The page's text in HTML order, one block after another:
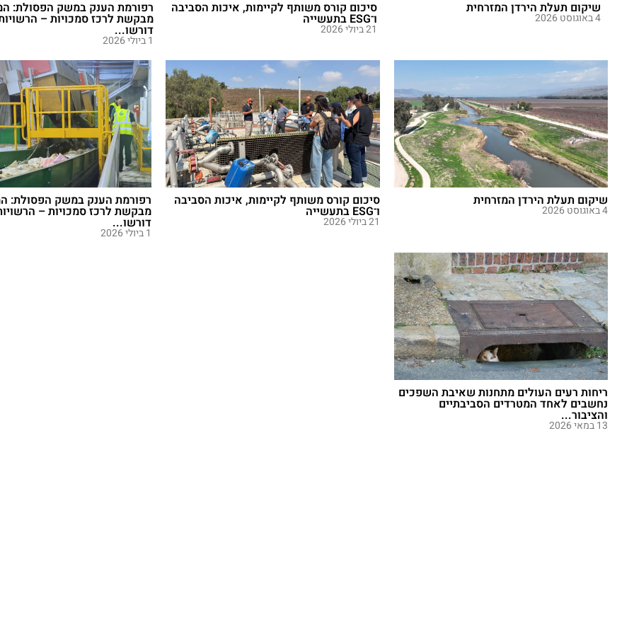
סיכום קורס משותף לקיימות, איכות הסביבה
ו־ESG בתעשייה
רפורמת הענק במשק הפסולת: המדינה
מבקשת לרכז סמכויות – הרשויות המקומיות
דורשו...
ריחות רעים העולים מתחנות
נחשבים לאחד המטרדים
והציבור...
13 במאי 2026
שיקום תעלת הירדן המזרחית
4 באוגוסט 2026
סיכום קורס משותף לקיימות, איכות הסביבה
ו־ESG בתעשייה
21 ביולי 2026
רפורמת הענק במשק הפסולת:
מבקשת לרכז סמכויות –
דורשו...
1 ביולי 2026
ריחות רעים העולים מתחנות שאיבת השפכים
נחשבים לאחד המטרדים הסביבתיים
והציבור...
13 במאי 2026